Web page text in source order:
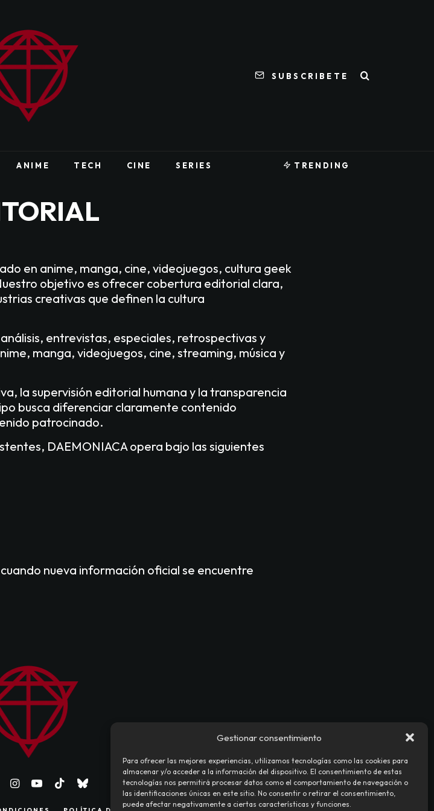
Gestionar consentimiento
Para ofrecer las mejores experiencias, utilizamos tecnologías como las cookies para
almacenar y/o acceder a la información del dispositivo. El consentimiento de estas
tecnologías nos permitirá procesar datos como el comportamiento de navegación o
las identificaciones únicas en este sitio. No consentir o retirar el consentimiento,
puede afectar negativamente a ciertas características y funciones.
SUBSCRIBETE
ANIME TECH CINE SERIES TRENDING
en anime, manga, cine, videojuegos, cultura geek
objetivo es ofrecer cobertura editorial clara,
creativas que definen la cultura
entrevistas, especiales, retrospectivas y
manga, videojuegos, cine, streaming, música y
la supervisión editorial humana y la transparencia
busca diferenciar claramente contenido
patrocinado.
DAEMONIACA opera bajo las siguientes
nueva información oficial se encuentre